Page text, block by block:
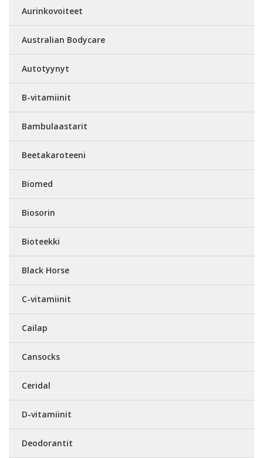
Aurinkovoiteet
Australian Bodycare
Autotyynyt
B-vitamiinit
Bambulaastarit
Beetakaroteeni
Biomed
Biosorin
Bioteekki
Black Horse
C-vitamiinit
Cailap
Cansocks
Ceridal
D-vitamiinit
Deodorantit